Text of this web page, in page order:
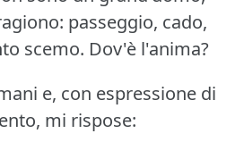
passeggio, cado,
scemo. Dov'è l'anima?
e, con espressione di
mi rispose: